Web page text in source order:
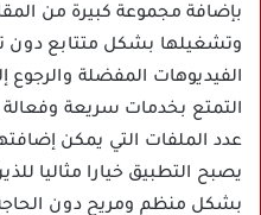
بإضافة مجموعة كبيرة من
وتشغيلها بشكل متتابع دون
الفيديوهات المفضلة والرجوع
التمتع بخدمات سريعة
عدد الملفات التي يمكن
يصبح التطبيق خيارا مثاليا
بشكل منظم ومريح دون